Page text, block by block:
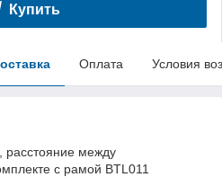
Купить
Оплата Условия
между
с рамой BTL011